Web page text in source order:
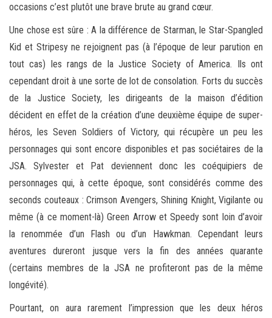
occasions c’est plutôt une brave brute au grand cœur.
Une chose est sûre : A la différence de Starman, le Star-Spangled
Kid et Stripesy ne rejoignent pas (à l’époque de leur parution en
tout cas) les rangs de la Justice Society of America. Ils ont
cependant droit à une sorte de lot de consolation. Forts du succès
de la Justice Society, les dirigeants de la maison d’édition
décident en effet de la création d’une deuxième équipe de super-
héros, les Seven Soldiers of Victory, qui récupère un peu les
personnages qui sont encore disponibles et pas sociétaires de la
JSA. Sylvester et Pat deviennent donc les coéquipiers de
personnages qui, à cette époque, sont considérés comme des
seconds couteaux : Crimson Avengers, Shining Knight, Vigilante ou
même (à ce moment-là) Green Arrow et Speedy sont loin d’avoir
la renommée d’un Flash ou d’un Hawkman. Cependant leurs
aventures dureront jusque vers la fin des années quarante
(certains membres de la JSA ne profiteront pas de la même
longévité).
Pourtant, on aura rarement l’impression que les deux héros